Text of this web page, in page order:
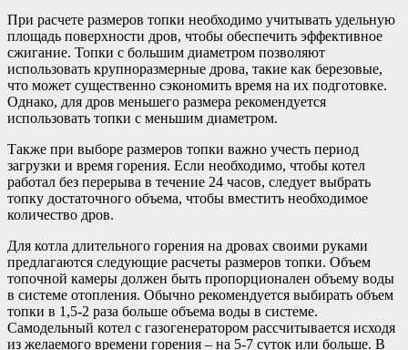
При расчете размеров топки необходимо учитывать удельную
площадь поверхности дров, чтобы обеспечить эффективное
сжигание. Топки с большим диаметром позволяют
использовать крупноразмерные дрова, такие как березовые,
что может существенно сэкономить время на их подготовке.
Однако, для дров меньшего размера рекомендуется
использовать топки с меньшим диаметром.
Также при выборе размеров топки важно учесть период
загрузки и время горения. Если необходимо, чтобы котел
работал без перерыва в течение 24 часов, следует выбрать
топку достаточного объема, чтобы вместить необходимое
количество дров.
Для котла длительного горения на дровах своими руками
предлагаются следующие расчеты размеров топки. Объем
топочной камеры должен быть пропорционален объему воды
в системе отопления. Обычно рекомендуется выбирать объем
топки в 1,5-2 раза больше объема воды в системе.
Самодельный котел с газогенератором рассчитывается исходя
из желаемого времени горения – на 5-7 суток или больше. В